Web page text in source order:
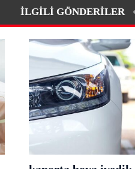
İLGILI GÖNDERILER